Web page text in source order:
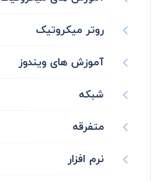
روتر میکروتیک
آموزش های ویندوز
شبکه
متفرقه
نرم افزار